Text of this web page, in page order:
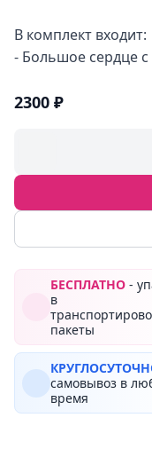
В комплект входит:
- Большое сердце
2300 ₽
БЕСПЛАТНО -
в
пакеты
самовывоз в
время